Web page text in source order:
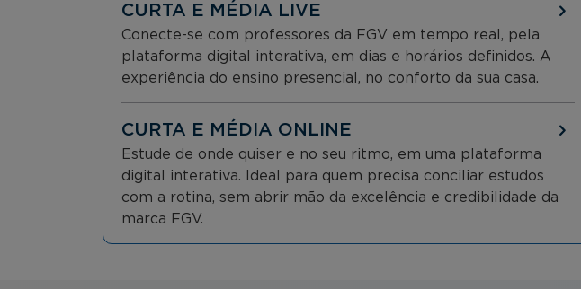
CURTA E MÉDIA LIVE
Conecte-se com professores da FGV em tempo real, pela
plataforma digital interativa, em dias e horários definidos. A
experiência do ensino presencial, no conforto da sua casa.
CURTA E MÉDIA ONLINE
Estude de onde quiser e no seu ritmo, em uma plataforma
digital interativa. Ideal para quem precisa conciliar estudos
com a rotina, sem abrir mão da excelência e credibilidade da
marca FGV.